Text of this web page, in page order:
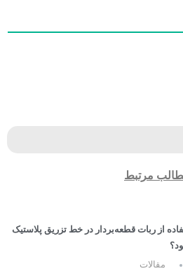
مرتبط
از ربات قطعه‌بردار در خط تزریق پلاستیک
مقالات